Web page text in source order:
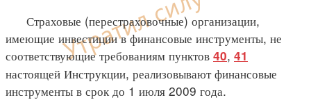
Страховые (перестраховочные) организации,
имеющие инвестиции в финансовые инструменты, не
соответствующие требованиям пунктов 40, 41
настоящей Инструкции, реализовывают финансовые
инструменты в срок до 1 июля 2009 года.